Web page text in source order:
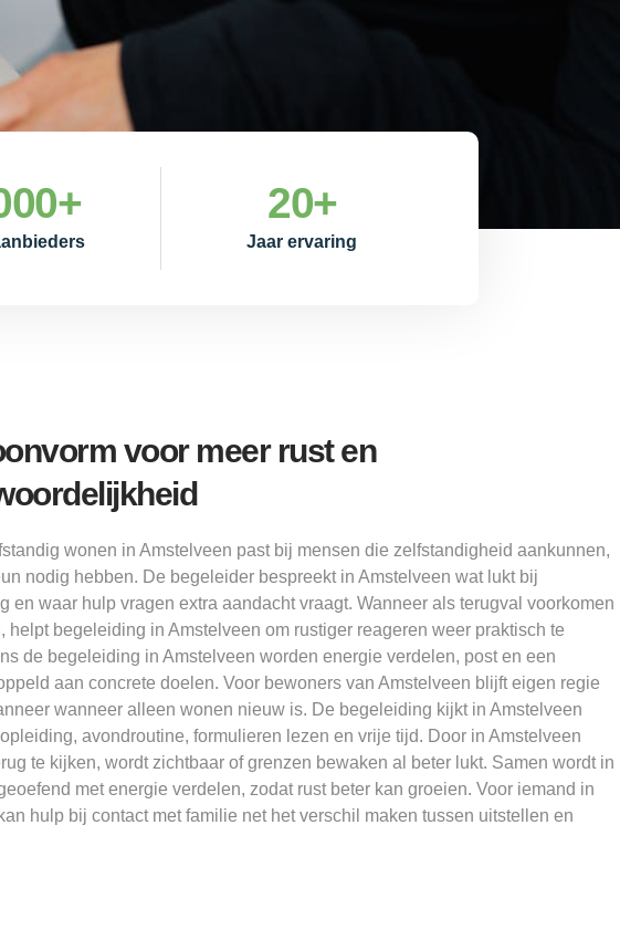
+
Jaar ervaring
20+
voor meer rust en
wonen in Amstelveen past bij mensen die zelfstandigheid aankunnen,
nodig hebben. De begeleider bespreekt in Amstelveen wat lukt bij
en waar hulp vragen extra aandacht vraagt. Wanneer als terugval voorkomen
helpt begeleiding in Amstelveen om rustiger reageren weer praktisch te
de begeleiding in Amstelveen worden energie verdelen, post en een
aan concrete doelen. Voor bewoners van Amstelveen blijft eigen regie
wanneer alleen wonen nieuw is. De begeleiding kijkt in Amstelveen
avondroutine, formulieren lezen en vrije tijd. Door in Amstelveen
te kijken, wordt zichtbaar of grenzen bewaken al beter lukt. Samen wordt in
met energie verdelen, zodat rust beter kan groeien. Voor iemand in
hulp bij contact met familie net het verschil maken tussen uitstellen en